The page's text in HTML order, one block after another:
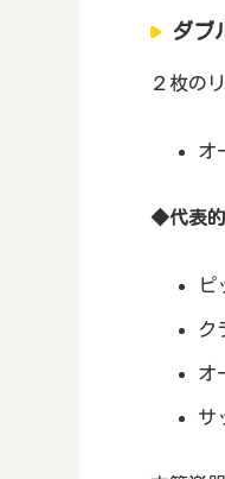
ダブ
２枚の
オ
◆代表
ピ
ク
オ
サ